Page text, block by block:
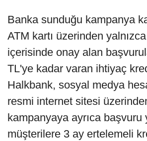
Banka sunduğu kampanya
ATM kartı üzerinden
içerisinde onay alan
TL'ye kadar varan ihtiyaç
Halkbank, sosyal medya
resmi internet sitesi
kampanyaya ayrıca başvuru
müşterilere 3 ay ertelemeli